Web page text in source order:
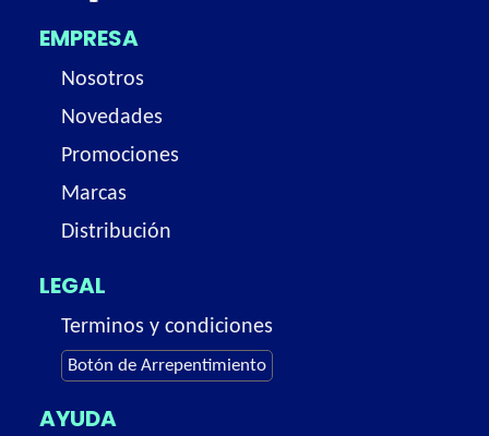
EMPRESA
Nosotros
Novedades
Promociones
Marcas
Distribución
LEGAL
Terminos y condiciones
Botón de Arrepentimiento
AYUDA